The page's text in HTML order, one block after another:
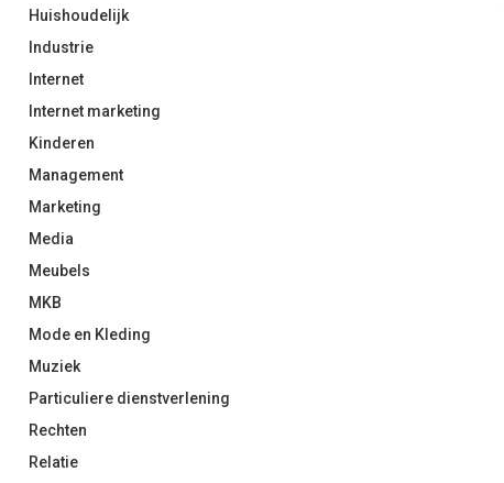
Huishoudelijk
Industrie
Internet
Internet marketing
Kinderen
Management
Marketing
Media
Meubels
MKB
Mode en Kleding
Muziek
Particuliere dienstverlening
Rechten
Relatie